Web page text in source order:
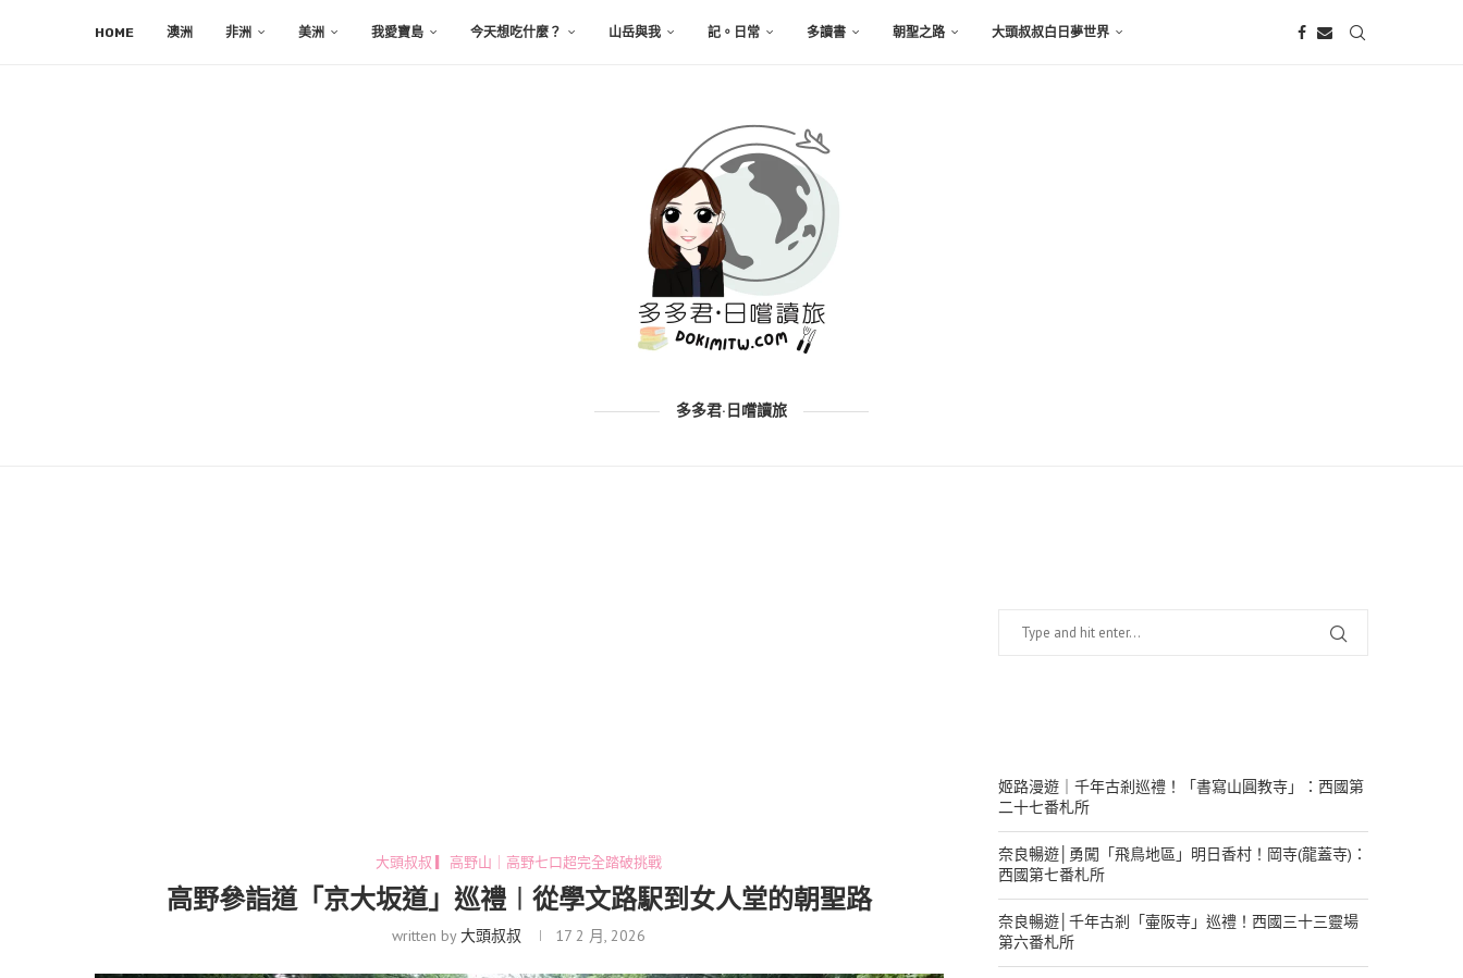
HOME 澳洲 非洲 美洲 我愛寶島 今天想吃什麼？ 山岳與我 記。日常 多讀書 朝聖之路 大頭叔叔白日夢世界
多多君·日嚐讀旅
大頭叔叔 ▎高野山｜高野七口超完全踏破挑戰
高野參詣道「京大坂道」巡禮︱從學文路駅到女人堂的朝聖路
written by大頭叔叔 17 2 月, 2026
姬路漫遊｜千年古剎巡禮！「書寫山圓教寺」：西國第
二十七番札所
奈良暢遊│勇闖「飛鳥地區」明日香村！岡寺(龍蓋寺)：
西國第七番札所
奈良暢遊│千年古剎「壷阪寺」巡禮！西國三十三靈場
第六番札所